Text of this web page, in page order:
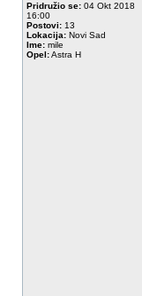
Pridružio se: 04 Okt 2018
16:00
Postovi: 13
Lokacija: Novi Sad
Ime: mile
Opel:Astra H